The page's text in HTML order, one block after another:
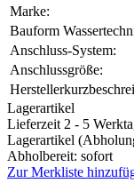
Marke:
Bauform
Anschluss-System:
Anschlussgröße:
Lagerartikel
Lieferzeit 2 - 5
Lagerartikel
Abholbereit: sofort
Zur Merkliste